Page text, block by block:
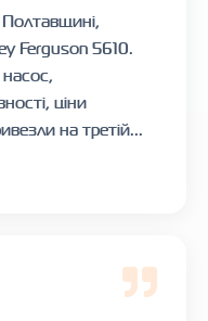
Ferguson 5610.
ціни
на третій...